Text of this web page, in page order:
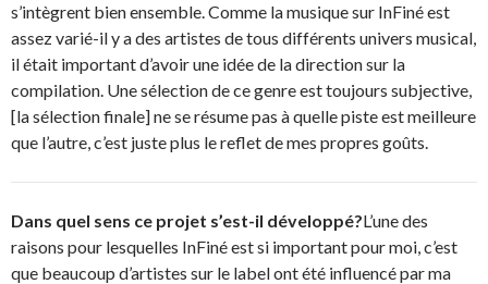
s’intègrent bien ensemble. Comme la musique sur InFiné est
assez varié-il y a des artistes de tous différents univers musical,
il était important d’avoir une idée de la direction sur la
compilation. Une sélection de ce genre est toujours subjective,
[la sélection finale] ne se résume pas à quelle piste est meilleure
que l’autre, c’est juste plus le reflet de mes propres goûts.
Dans quel sens ce projet s’est-il développé?L’une des
raisons pour lesquelles InFiné est si important pour moi, c’est
que beaucoup d’artistes sur le label ont été influencé par ma